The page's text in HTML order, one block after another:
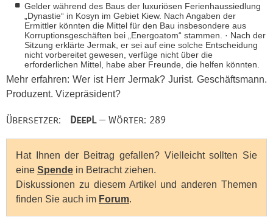
Gelder während des Baus der luxuriösen Ferienhaussiedlung
„Dynastie“ in Kosyn im Gebiet Kiew. Nach Angaben der
Ermittler könnten die Mittel für den Bau insbesondere aus
Korruptionsgeschäften bei „Energoatom“ stammen. · Nach der
Sitzung erklärte Jermak, er sei auf eine solche Entscheidung
nicht vorbereitet gewesen, verfüge nicht über die
erforderlichen Mittel, habe aber Freunde, die helfen könnten.
Mehr erfahren: Wer ist Herr Jermak? Jurist. Geschäftsmann.
Produzent. Vizepräsident?
Übersetzer: DeepL— Wörter: 289
Hat Ihnen der Beitrag gefallen? Vielleicht sollten Sie
eine Spende in Betracht ziehen.
Diskussionen zu diesem Artikel und anderen Themen
finden Sie auch im Forum.